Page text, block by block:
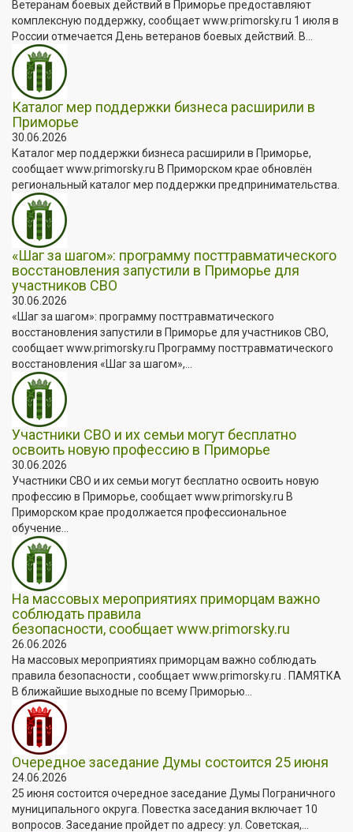
Ветеранам боевых действий в Приморье предоставляют
комплексную поддержку, сообщает www.primorsky.ru 1 июля в
России отмечается День ветеранов боевых действий. В...
Каталог мер поддержки бизнеса расширили в
Приморье
30.06.2026
Каталог мер поддержки бизнеса расширили в Приморье,
сообщает www.primorsky.ru В Приморском крае обновлён
региональный каталог мер поддержки предпринимательства.
«Шаг за шагом»: программу посттравматического
восстановления запустили в Приморье для
участников СВО
30.06.2026
«Шаг за шагом»: программу посттравматического
восстановления запустили в Приморье для участников СВО,
сообщает www.primorsky.ru Программу посттравматического
восстановления «Шаг за шагом»,...
Участники СВО и их семьи могут бесплатно
освоить новую профессию в Приморье
30.06.2026
Участники СВО и их семьи могут бесплатно освоить новую
профессию в Приморье, сообщает www.primorsky.ru В
Приморском крае продолжается профессиональное
обучение...
На массовых мероприятиях приморцам важно
соблюдать правила
безопасности, сообщает www.primorsky.ru
26.06.2026
На массовых мероприятиях приморцам важно соблюдать
правила безопасности , сообщает www.primorsky.ru . ПАМЯТКА
В ближайшие выходные по всему Приморью...
Очередное заседание Думы состоится 25 июня
24.06.2026
25 июня состоится очередное заседание Думы Пограничного
муниципального округа. Повестка заседания включает 10
вопросов. Заседание пройдет по адресу: ул. Советская,...